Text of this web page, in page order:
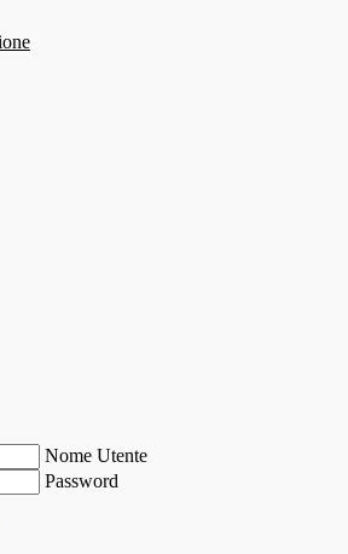
Nome Utente
Password